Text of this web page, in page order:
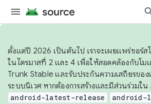
ตั้งแต่ปี 2026 เป็นต้นไป เราจะเผยแพร่ซอร์ส
ในไตรมาสที่ 2 และ 4 เพื่อให้สอดคล้องกับโม
Trunk Stable และรับประกันความเสถียรขอ
ระบบนิเวศ หากต้องการสร้างและมีส่วนร่วมใน
android-latest-release android-